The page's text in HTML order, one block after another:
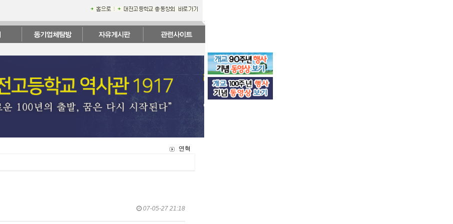
연혁
07-05-27 21:18